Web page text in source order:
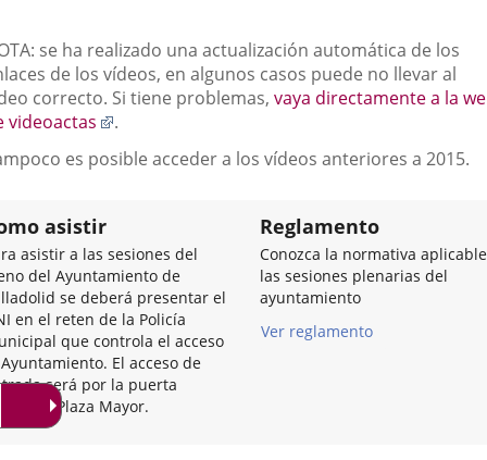
se ha realizado una actualización automática de los
de los vídeos, en algunos casos puede no llevar al
correcto. Si tiene problemas, vaya directamente a la
videoactas
Enlace
una
.
es posible acceder a los vídeos anteriores a 2015.
asistir
asistir a las sesiones del
del Ayuntamiento de
se deberá presentar el
en el reten de la Policía
que controla el acceso
El acceso de
será por la puerta
Plaza Mayor.
Reglamento
Conozca la normativa
las sesiones plenarias del
ayuntamiento
Ver reglamento